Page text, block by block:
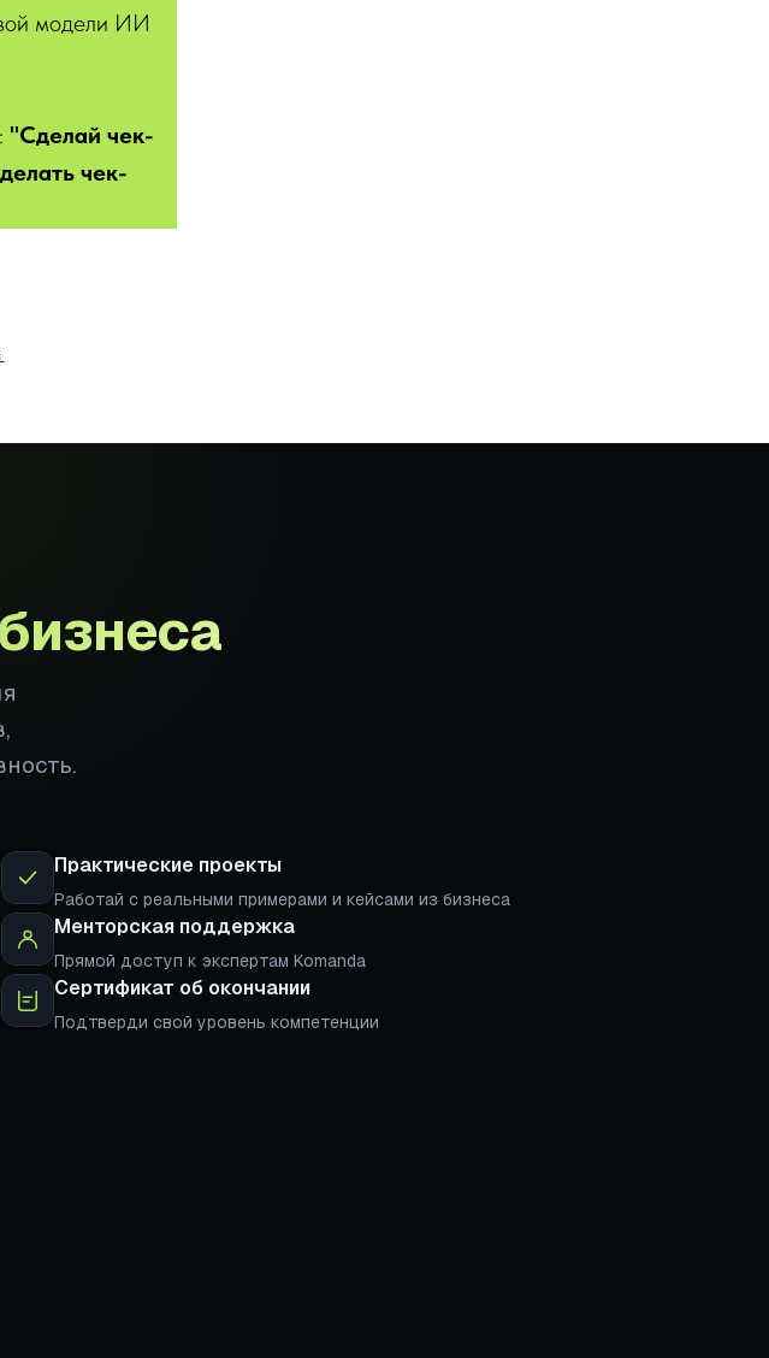
модели ИИ
"Сделай чек-
чек-
Практические проекты
Работай с реальными примерами и кейсами из бизнеса
Менторская поддержка
Прямой доступ к экспертам Komanda
Сертификат об окончании
Подтверди свой уровень компетенции